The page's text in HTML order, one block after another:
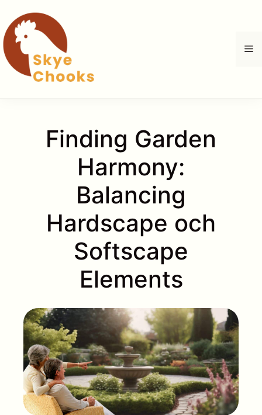
innehåll
Finding Garden
Harmony:
Balancing
Hardscape och
Softscape
Elements